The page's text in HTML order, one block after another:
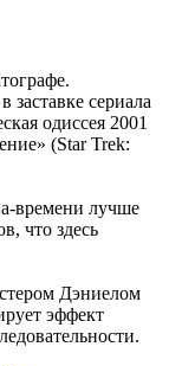
заставке сериала
одиссея 2001
(Star Trek:
времени лучше
что здесь
Дэниелом
эффект